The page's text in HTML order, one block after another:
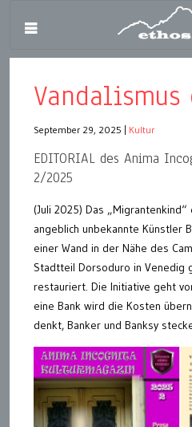
Vandalismus
September 29, 2025 Kultur
EDITORIAL des Anima
2/2025
(Juli 2025) Das
angeblich unbekannte Künstler
einer Wand in der Nähe des
Stadtteil Dorsoduro in Venedig
restauriert. Die Initiative geht
eine Bank wird die Kosten
denkt, Banker und Banksy